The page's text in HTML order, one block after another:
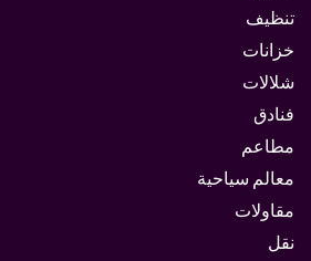
تنظيف
خزانات
شلالات
فنادق
مطاعم
معالم سياحية
مقاولات
نقل